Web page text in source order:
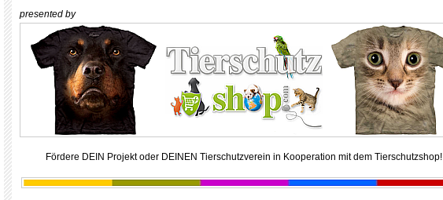
presented by
Fördere DEIN Projekt oder DEINEN Tierschutzverein in Kooperation mit dem Tierschutzshop!